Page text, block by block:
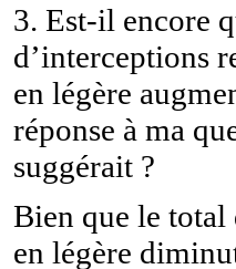
3. Est-il encore
d’interceptions
en légère
réponse à ma
suggérait ?
Bien que le total
en légère